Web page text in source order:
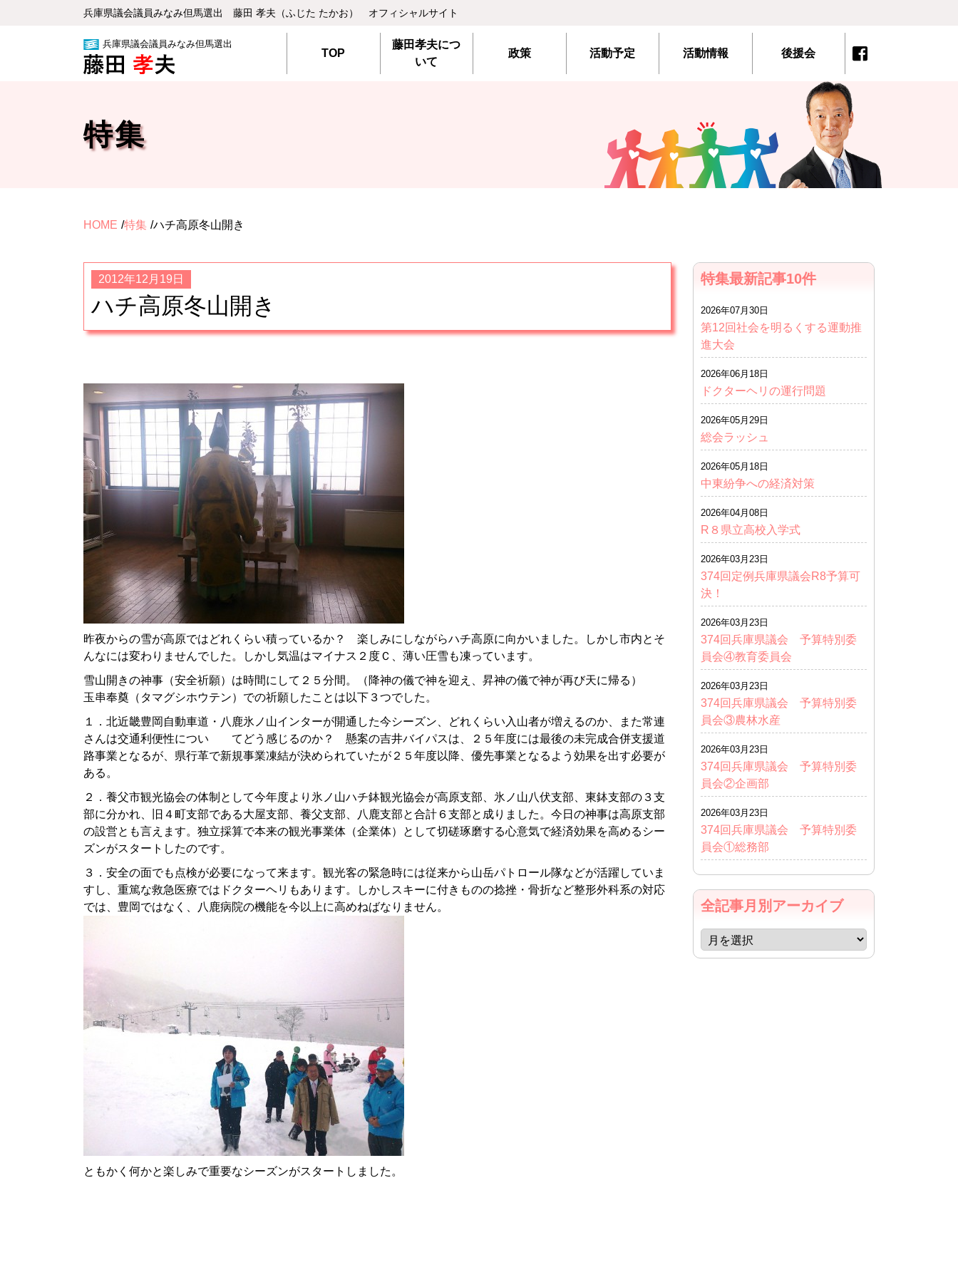
兵庫県議会議員みなみ但⾺選出 藤⽥ 孝夫（ふじた たかお） オフィシャルサイト
兵庫県議会議員みなみ但馬選出
TOP
藤田孝夫につ
いて
政策 活動予定 活動情報 後援会
特集
HOME 特集 ハチ高原冬山開き
2012年12月19日
ハチ高原冬山開き
昨夜からの雪が高原ではどれくらい積っているか？ 楽しみにしながらハチ高原に向かいました。しかし市内とそ
んなには変わりませんでした。しかし気温はマイナス２度Ｃ、薄い圧雪も凍っています。
雪山開きの神事（安全祈願）は時間にして２５分間。（降神の儀で神を迎え、昇神の儀で神が再び天に帰る）
玉串奉奠（タマグシホウテン）での祈願したことは以下３つでした。
１．北近畿豊岡自動車道・八鹿氷ノ山インターが開通した今シーズン、どれくらい入山者が増えるのか、また常連
さんは交通利便性につい てどう感じるのか？ 懸案の吉井バイパスは、２５年度には最後の未完成合併支援道
路事業となるが、県行革で新規事業凍結が決められていたが２５年度以降、優先事業となるよう効果を出す必要が
ある。
２．養父市観光協会の体制として今年度より氷ノ山ハチ鉢観光協会が高原支部、氷ノ山八伏支部、東鉢支部の３支
部に分かれ、旧４町支部である大屋支部、養父支部、八鹿支部と合計６支部と成りました。今日の神事は高原支部
の設営とも言えます。独立採算で本来の観光事業体（企業体）として切磋琢磨する心意気で経済効果を高めるシー
ズンがスタートしたのです。
３．安全の面でも点検が必要になって来ます。観光客の緊急時には従来から山岳パトロール隊などが活躍していま
すし、重篤な救急医療ではドクターヘリもあります。しかしスキーに付きものの捻挫・骨折など整形外科系の対応
では、豊岡ではなく、八鹿病院の機能を今以上に高めねばなりません。
ともかく何かと楽しみで重要なシーズンがスタートしました。
特集最新記事10件
2026年07月30日
第12回社会を明るくする運動推
進大会
2026年06月18日
ドクターヘリの運行問題
2026年05月29日
総会ラッシュ
2026年05月18日
中東紛争への経済対策
2026年04月08日
R８県立高校入学式
2026年03月23日
374回定例兵庫県議会R8予算可
決！
2026年03月23日
374回兵庫県議会 予算特別委
員会④教育委員会
2026年03月23日
374回兵庫県議会 予算特別委
員会③農林水産
2026年03月23日
374回兵庫県議会 予算特別委
員会②企画部
2026年03月23日
374回兵庫県議会 予算特別委
員会①総務部
全記事月別アーカイブ